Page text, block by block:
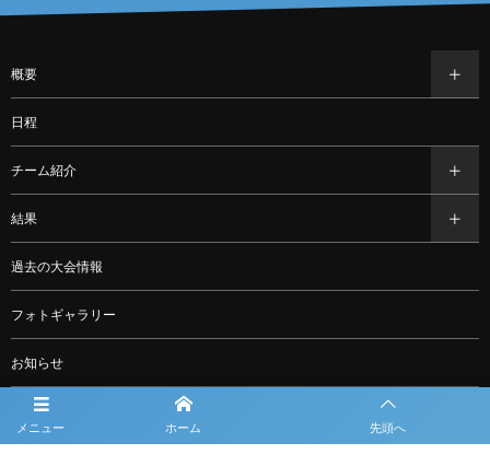
メニュー ホーム 先頭へ
概要
日程
チーム紹介
結果
過去の大会情報
フォトギャラリー
お知らせ
スポンサー一覧